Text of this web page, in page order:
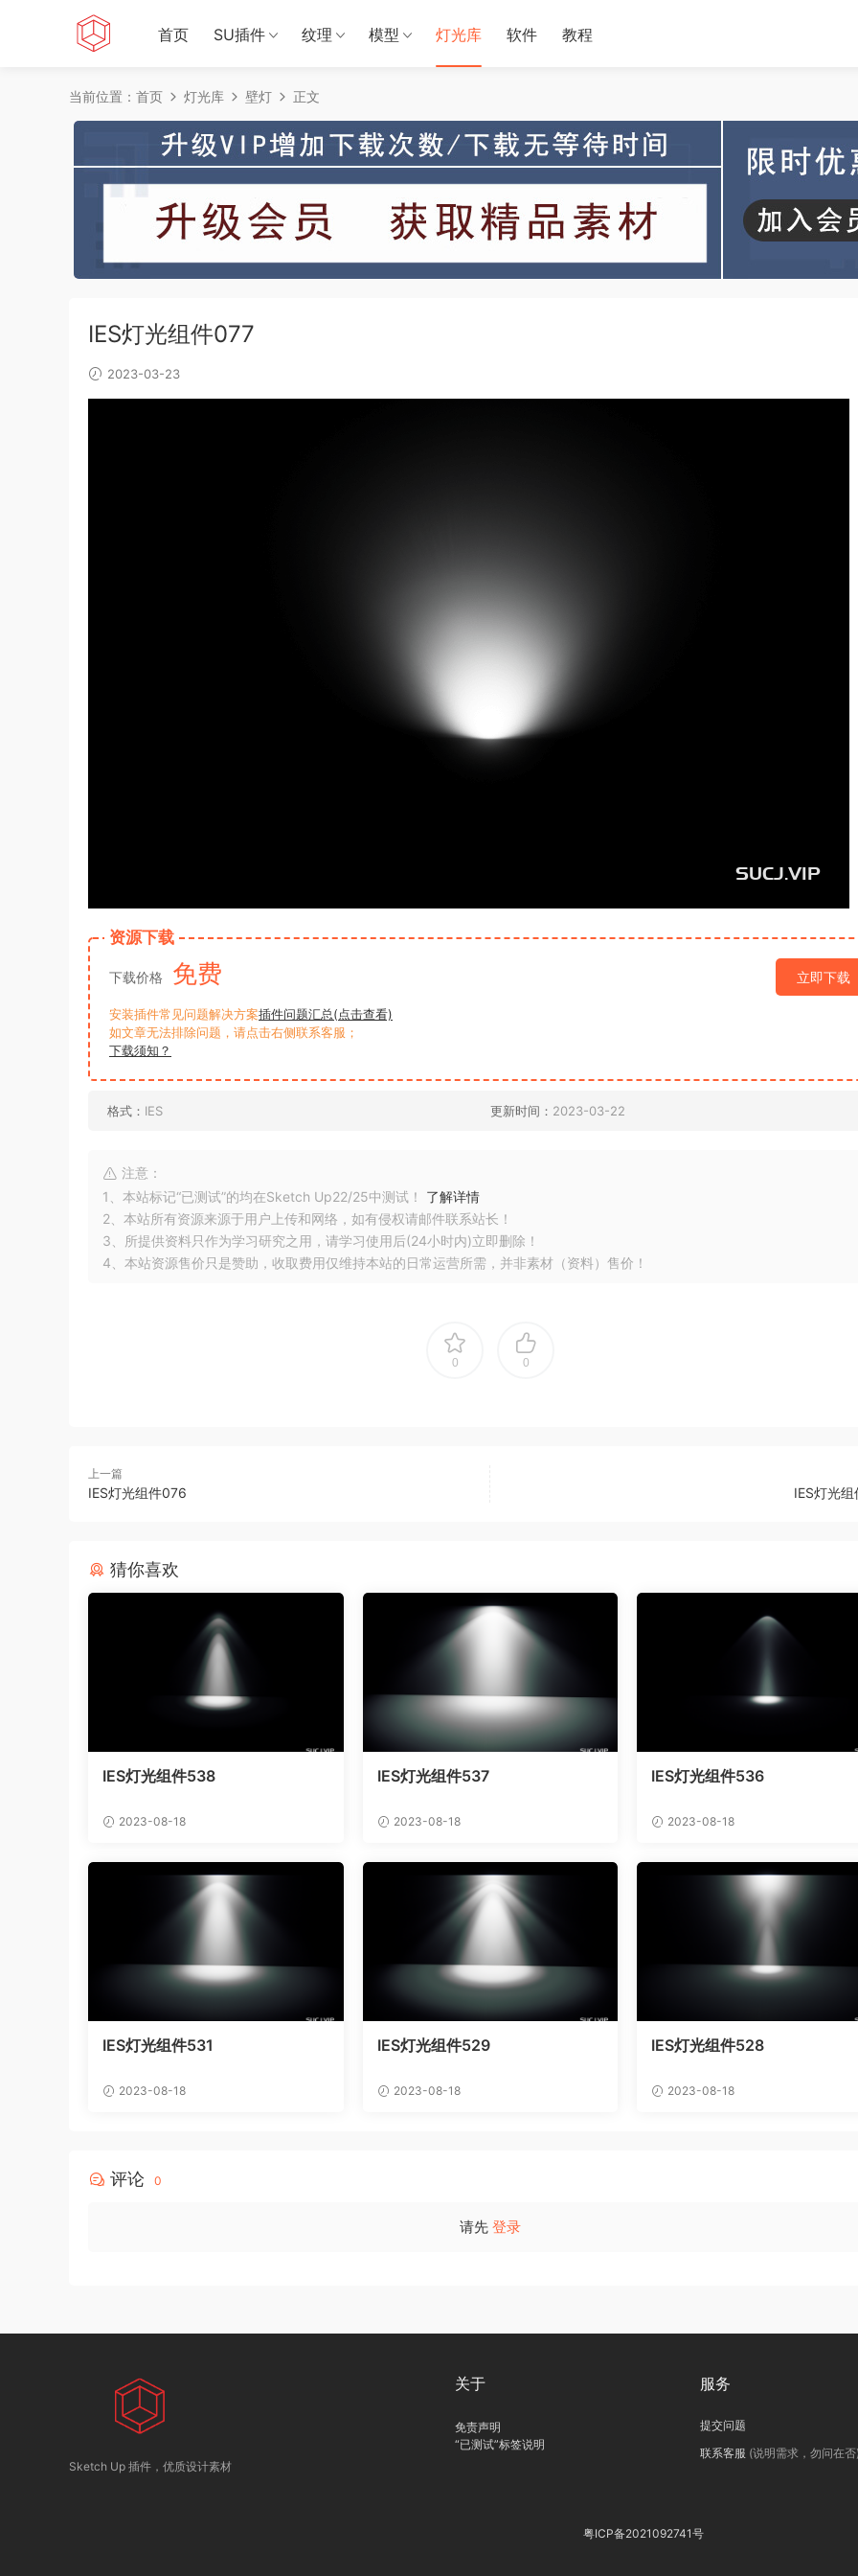
首页 SU插件 纹理 模型 灯光库 软件 教程
当前位置： 首页 灯光库 壁灯 正文
IES灯光组件077
2023-03-23
资源下载
下载价格 免费 立即下载
安装插件常见问题解决方案插件问题汇总(点击查看)
如文章无法排除问题，请点击右侧联系客服；
下载须知？
格式： IES 更新时间： 2023-03-22
注意：
1、本站标记“已测试”的均在Sketch Up22/25中测试！ 了解详情
2、本站所有资源来源于用户上传和网络，如有侵权请邮件联系站长！
3、所提供资料只作为学习研究之用，请学习使用后(24小时内)立即删除！
4、本站资源售价只是赞助，收取费用仅维持本站的日常运营所需，并非素材（资料）售价！
0 0
上一篇
IES灯光组件076 IES灯光
猜你喜欢
IES灯光组件538
2023-08-18
IES灯光组件537
2023-08-18
IES灯光组件536
2023-08-18
IES灯光组件531
2023-08-18
IES灯光组件529
2023-08-18
IES灯光组件528
2023-08-18
评论 0
请先 登录
Sketch Up 插件，优质设计素材
关于
免责声明
“已测试”标签说明
服务
提交问题
联系客服 (说明需求，勿问在否)
粤ICP备2021092741号